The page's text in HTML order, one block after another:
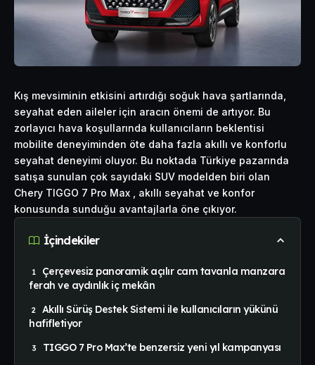
Kış mevsiminin etkisini artırdığı soğuk hava şartlarında,
seyahat eden aileler için aracın önemi de artıyor. Bu
zorlayıcı hava koşullarında kullanıcıların beklentisi
mobilite deneyiminden öte daha fazla akıllı ve konforlu
seyahat deneyimi oluyor. Bu noktada Türkiye pazarında
satışa sunulan çok sayıdaki SUV modelden biri olan
Chery TIGGO 7 Pro Max , akıllı seyahat ve konfor
konusunda sunduğu avantajlarla öne çıkıyor.
İçindekiler
Çerçevesiz panoramik açılır cam tavanla manzara
ferah ve aydınlık iç mekân
Akıllı Sürüş Destek Sistemi ile kullanıcıların yükünü
hafifletiyor
TIGGO 7 Pro Max’te benzersiz yeni yıl kampanyası